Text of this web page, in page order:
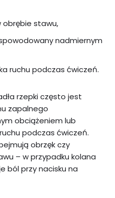
obrębie stawu,
nadmiernym
ruchu podczas ćwiczeń.
rzepki często jest
zapalnego
obciążeniem lub
podczas ćwiczeń.
obrzęk czy
– w przypadku kolana
ból przy nacisku na